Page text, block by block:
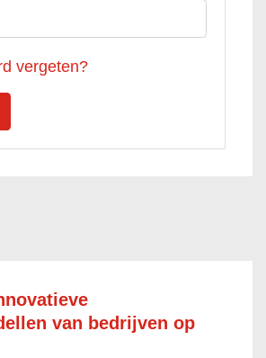
vergeten?
van bedrijven op